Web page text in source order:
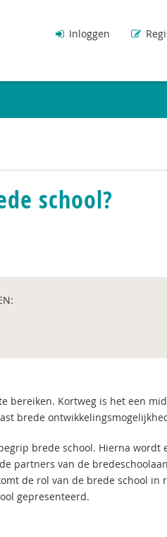
Inloggen
school?
bereiken. Kortweg is het een
brede
brede school. Hierna wordt
partners van de
de rol van de brede school in
gepresenteerd.